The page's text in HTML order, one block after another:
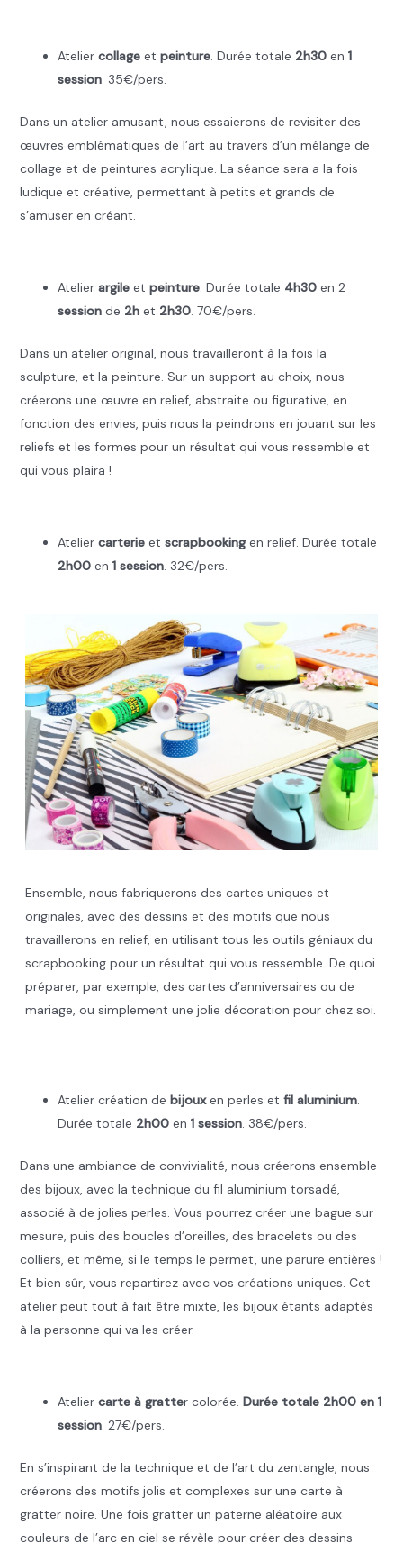
Atelier collage et peinture. Durée totale 2h30en 1
session. 35€/pers.
Dans un atelier amusant, nous essaierons de revisiter des
œuvres emblématiques de l’art au travers d’un mélange de
collage et de peintures acrylique. La séance sera a la fois
ludique et créative, permettant à petits et grands de
s’amuser en créant.
Atelier argile et peinture. Durée totale 4h30en 2
sessionde 2het 2h30. 70€/pers.
Dans un atelier original, nous travailleront à la fois la
sculpture, et la peinture. Sur un support au choix, nous
créerons une œuvre en relief, abstraite ou figurative, en
fonction des envies, puis nous la peindrons en jouant sur les
reliefs et les formes pour un résultat qui vous ressemble et
qui vous plaira !
Atelier carterieet scrapbookingen relief. Durée totale
2h00en 1 session. 32€/pers.
Ensemble, nous fabriquerons des cartes uniques et
originales, avec des dessins et des motifs que nous
travaillerons en relief, en utilisant tous les outils géniaux du
scrapbooking pour un résultat qui vous ressemble. De quoi
préparer, par exemple, des cartes d’anniversaires ou de
mariage, ou simplement une jolie décoration pour chez soi.
Atelier création de bijouxen perles et fil aluminium.
Durée totale 2h00en 1 session. 38€/pers.
Dans une ambiance de convivialité, nous créerons ensemble
des bijoux, avec la technique du fil aluminium torsadé,
associé à de jolies perles. Vous pourrez créer une bague sur
mesure, puis des boucles d’oreilles, des bracelets ou des
colliers, et même, si le temps le permet, une parure entières !
Et bien sûr, vous repartirez avec vos créations uniques. Cet
atelier peut tout à fait être mixte, les bijoux étants adaptés
à la personne qui va les créer.
Ateliercarte à gratter colorée. Durée totale 2h00en 1
session. 27€/pers.
En s’inspirant de la technique et de l’art du zentangle, nous
créerons des motifs jolis et complexes sur une carte à
gratter noire. Une fois gratter un paterne aléatoire aux
couleurs de l’arc en ciel se révèle pour créer des dessins